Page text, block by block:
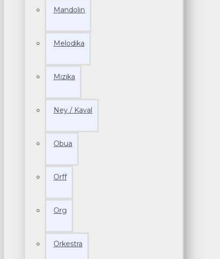
Mandolin
Melodika
Mızıka
Ney / Kaval
Obua
Orff
Org
Orkestra